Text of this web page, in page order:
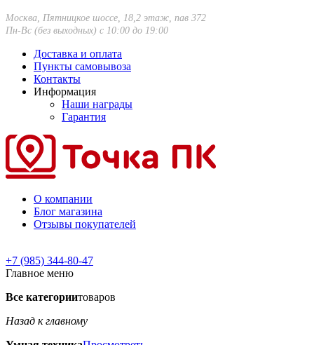
Москва, Пятницкое шоссе, 18,2 этаж, пав 372
Пн-Вс (без выходных) с 10:00 до 19:00
Доставка и оплата
Пункты самовывоза
Контакты
Информация
Наши награды
Гарантия
О компании
Блог магазина
Отзывы покупателей
+7 (985) 344-80-47
Главное меню
Все категориитоваров
Назад к главному